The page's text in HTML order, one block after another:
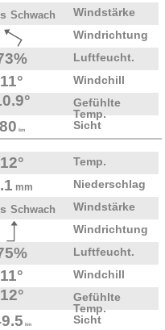
Schwach
Windstärke
Windrichtung
Luftfeucht.
11° Windchill
Gefühlte
Temp.
80 km Sicht
12° Temp.
mm
Niederschlag
Schwach
Windstärke
Windrichtung
Luftfeucht.
11° Windchill
12°
Gefühlte
Temp.
km Sicht